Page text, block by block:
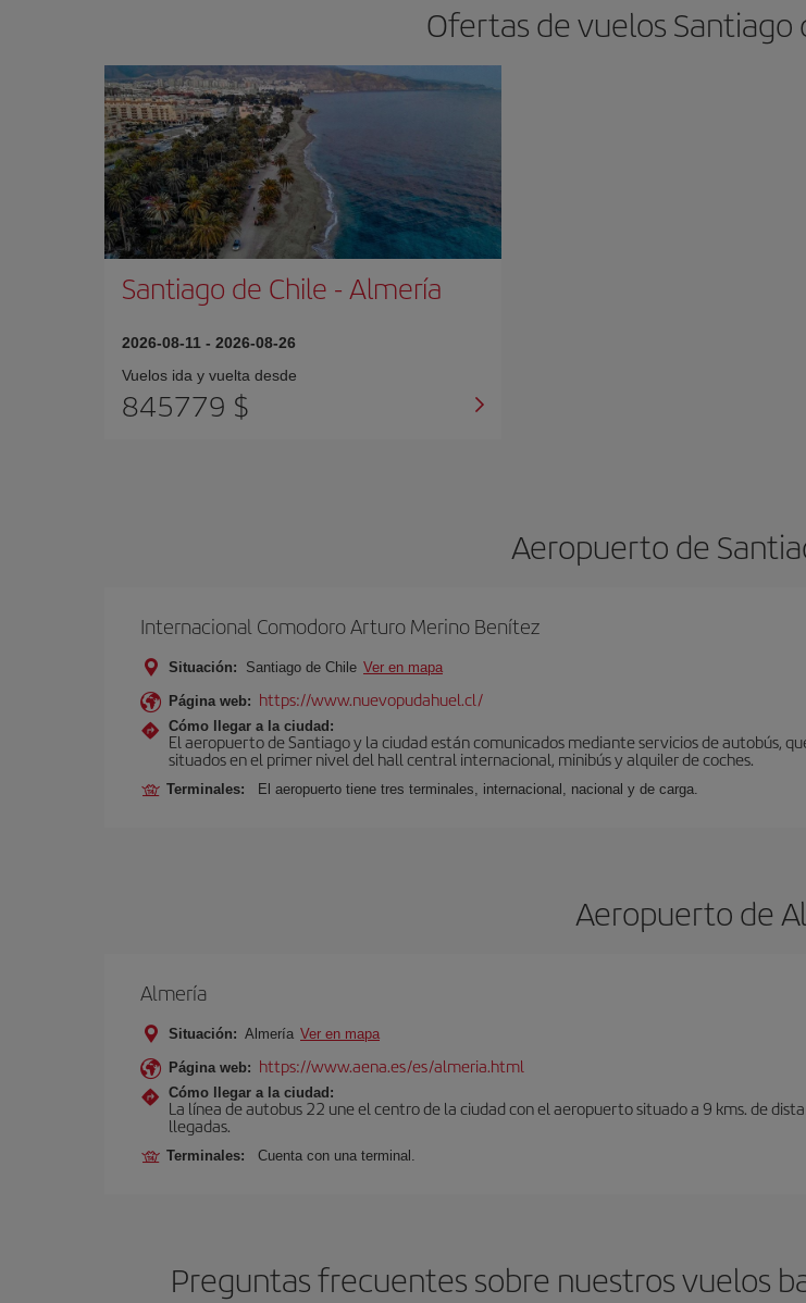
Ofertas de vuelos Santiago
Santiago de Chile -Almería
2026-08-11 - 2026-08-26
Vuelos ida y vuelta desde
845779 $
Aeropuerto de
Internacional Comodoro Arturo Merino Benítez
Situación: Santiago de Chile Ver en mapa
Página web: https://www.nuevopudahuel.cl/
Cómo llegar a la ciudad:
El aeropuerto de Santiago y la ciudad están comunicados mediante servicios de autobús,
situados en el primer nivel del hall central internacional, minibús y alquiler de coches.
Terminales: El aeropuerto tiene tres terminales, internacional, nacional y de carga.
Aeropuerto de
Almería
Situación: Almería Ver en mapa
Página web: https://www.aena.es/es/almeria.html
Cómo llegar a la ciudad:
La línea de autobus 22 une el centro de la ciudad con el aeropuerto situado a 9 kms. de
llegadas.
Terminales: Cuenta con una terminal.
Preguntas frecuentes sobre nuestros vuelos